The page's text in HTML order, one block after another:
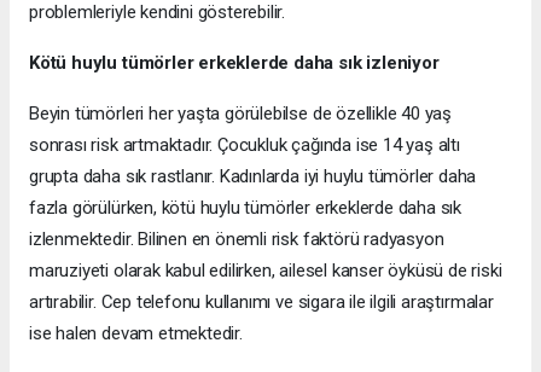
problemleriyle kendini gösterebilir.
Kötü huylu tümörler erkeklerde daha sık izleniyor
Beyin tümörleri her yaşta görülebilse de özellikle 40 yaş
sonrası risk artmaktadır. Çocukluk çağında ise 14 yaş altı
grupta daha sık rastlanır. Kadınlarda iyi huylu tümörler daha
fazla görülürken, kötü huylu tümörler erkeklerde daha sık
izlenmektedir. Bilinen en önemli risk faktörü radyasyon
maruziyeti olarak kabul edilirken, ailesel kanser öyküsü de riski
artırabilir. Cep telefonu kullanımı ve sigara ile ilgili araştırmalar
ise halen devam etmektedir.